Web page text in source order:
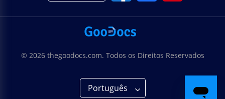
© 2026 thegoodocs.com. Todos os Direitos Reservados
Português